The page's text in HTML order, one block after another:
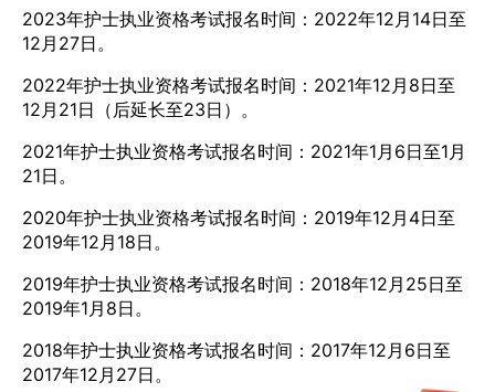
2023年护士执业资格考试报名时间：2022年12月14日至
12月27日。
2022年护士执业资格考试报名时间：2021年12月8日至
12月21日（后延长至23日）。
2021年护士执业资格考试报名时间：2021年1月6日至1月
21日。
2020年护士执业资格考试报名时间：2019年12月4日至
2019年12月18日。
2019年护士执业资格考试报名时间：2018年12月25日至
2019年1月8日。
2018年护士执业资格考试报名时间：2017年12月6日至
2017年12月27日。